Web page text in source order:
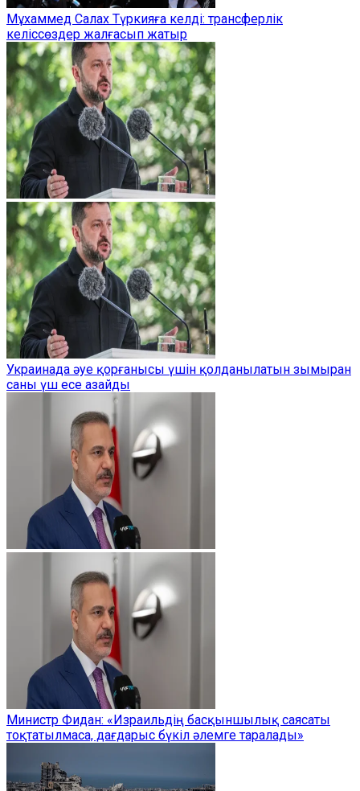
Мұхаммед Салах Түркияға келді: трансферлік
келіссөздер жалғасып жатыр
Украинада әуе қорғанысы үшін қолданылатын зымыран
саны үш есе азайды
Министр Фидан: «Израильдің басқыншылық саясаты
тоқтатылмаса, дағдарыс бүкіл әлемге таралады»